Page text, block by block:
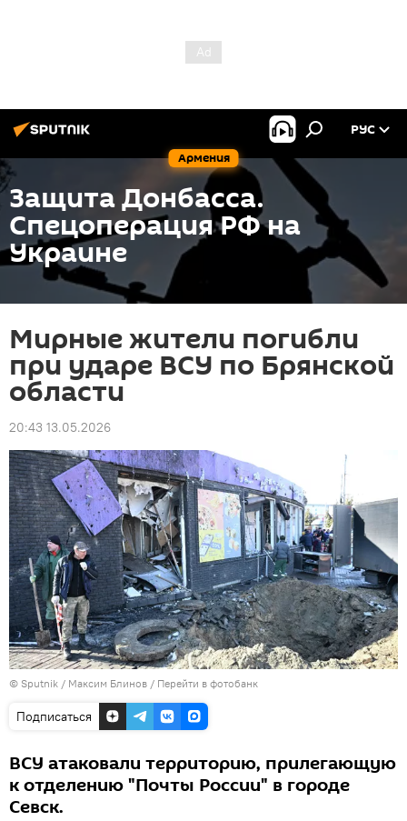
Армения
РУС
Защита Донбасса.
Спецоперация РФ на
Украине
Мирные жители погибли
при ударе ВСУ по Брянской
области
20:43 13.05.2026
© Sputnik / Максим Блинов / Перейти в фотобанк
Подписаться
ВСУ атаковали территорию, прилегающую
к отделению "Почты России" в городе
Севск.